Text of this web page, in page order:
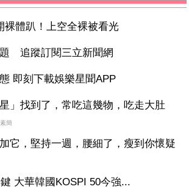
裸體趴！上空全裸被看光
追蹤訂閱三立新聞網
即刻下載娛樂星聞APP
」找到了，常吃這幾物，吃走大肚
簡
它，堅持一週，腰細了，瘦到你懷疑
大華韓國KOSPI 50今強...